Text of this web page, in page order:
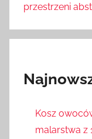
przestrzeni
Kosz
malarstwa z